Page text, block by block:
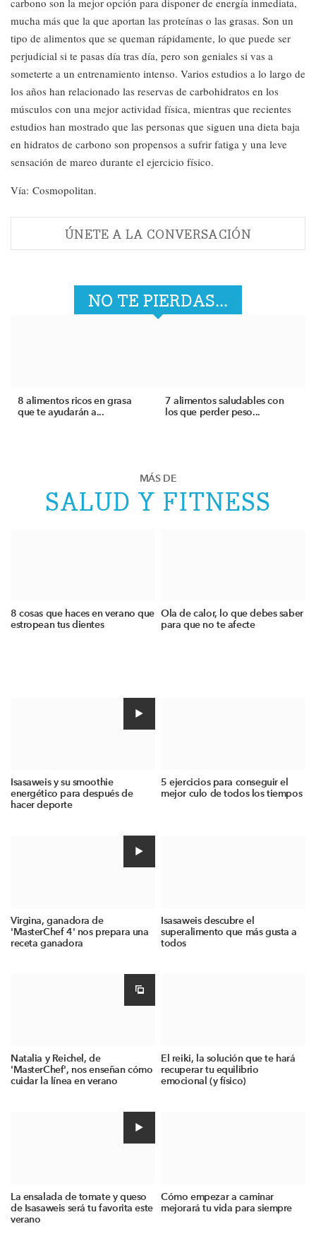
carbono son la mejor opción para disponer de energía inmediata,
mucha más que la que aportan las proteínas o las grasas. Son un
tipo de alimentos que se queman rápidamente, lo que puede ser
perjudicial si te pasas día tras día, pero son geniales si vas a
someterte a un entrenamiento intenso. Varios estudios a lo largo de
los años han relacionado las reservas de carbohidratos en los
músculos con una mejor actividad física, mientras que recientes
estudios han mostrado que las personas que siguen una dieta baja
en hidratos de carbono son propensos a sufrir fatiga y una leve
sensación de mareo durante el ejercicio físico.
Vía: Cosmopolitan.
ÚNETE A LA CONVERSACIÓN
NO TE PIERDAS...
8 alimentos ricos en grasa
que te ayudarán a...
7 alimentos saludables con
los que perder peso...
MÁS DE
SALUD Y FITNESS
8 cosas que haces en verano que
estropean tus dientes
Ola de calor, lo que debes saber
para que no te afecte
Isasaweis y su smoothie
energético para después de
hacer deporte
5 ejercicios para conseguir el
mejor culo de todos los tiempos
Virgina, ganadora de
'MasterChef 4' nos prepara una
receta ganadora
Isasaweis descubre el
superalimento que más gusta a
todos
Natalia y Reichel, de
'MasterChef', nos enseñan cómo
cuidar la línea en verano
El reiki, la solución que te hará
recuperar tu equilibrio
emocional (y físico)
La ensalada de tomate y queso
de Isasaweis será tu favorita este
verano
Cómo empezar a caminar
mejorará tu vida para siempre